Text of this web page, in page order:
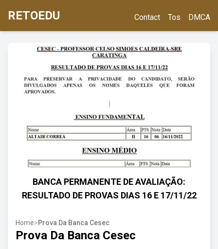
RETOEDU Contact Tos DMCA
BANCA PERMANENTE DE AVALIAÇÃO:
RESULTADO DE PROVAS DIAS 16 E 17/11/22
Home>Prova Da Banca Cesec
Prova Da Banca Cesec